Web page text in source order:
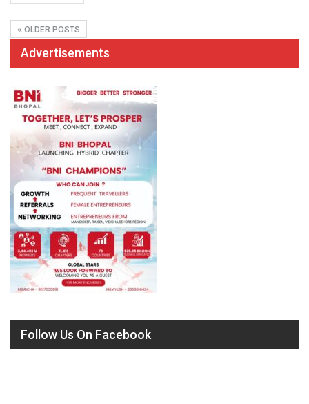
OLDER POSTS
Advertisements
Follow Us On Facebook